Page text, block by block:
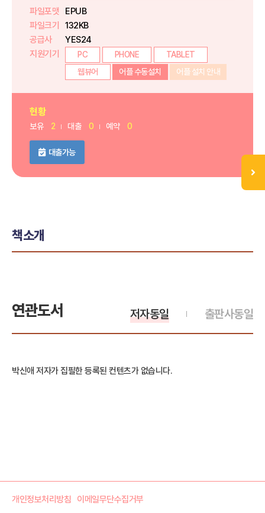
파일포맷
EPUB
파일크기
132KB
공급사
YES24
지원기기
PC PHONE
TABLET
웹뷰어
어플 수동설치 어플 설치 안내
현황
보유 2 대출 0 예약 0
대출가능
책소개
연관도서 출판사동일
저자동일
박신애 저자가 집필한 등록된 컨텐츠가 없습니다.
개인정보처리방침 이메일무단수집거부